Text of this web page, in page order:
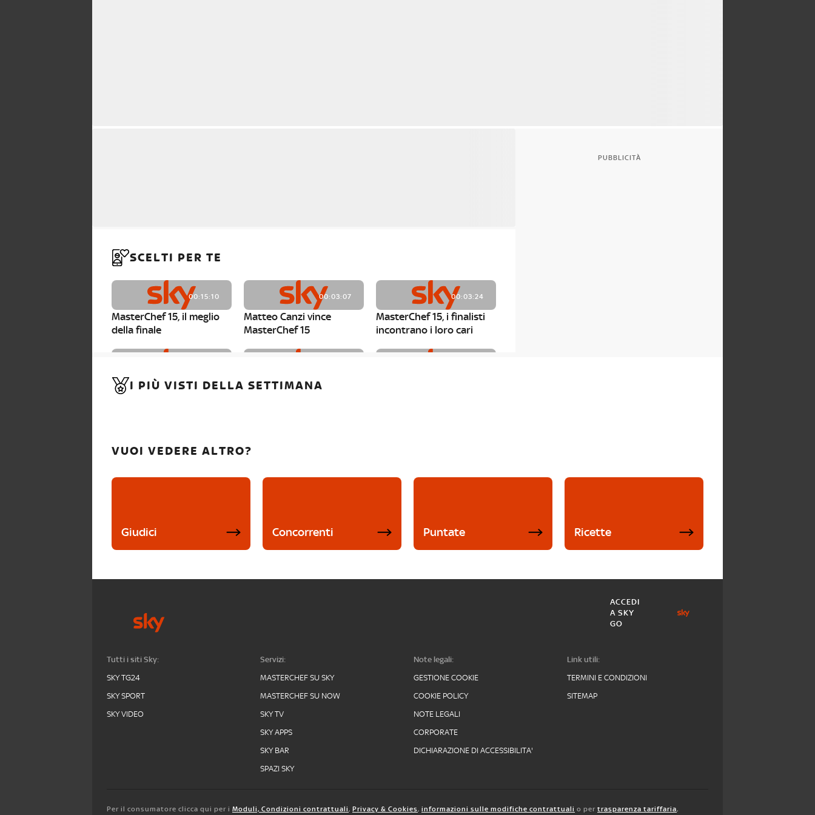
SCELTI PER TE
00:15:10
MasterChef 15, il meglio
della finale
00:03:07
Matteo Canzi vince
MasterChef 15
00:03:24
MasterChef 15, i finalisti
incontrano i loro cari
MasterChef 15, Carlotta è
MasterChef 15, Matteo
PUBBLICITÀ
I PIÙ VISTI DELLA SETTIMANA
VUOI VEDERE ALTRO?
Giudici Concorrenti Puntate Ricette
ACCEDI
A SKY
GO
Tutti i siti Sky:
SKY TG24
SKY SPORT
SKY VIDEO
Servizi:
MASTERCHEF SU SKY
MASTERCHEF SU NOW
SKY TV
SKY APPS
SKY BAR
SPAZI SKY
Note legali:
GESTIONE COOKIE
COOKIE POLICY
NOTE LEGALI
CORPORATE
DICHIARAZIONE DI ACCESSIBILITA'
Link utili:
TERMINI E CONDIZIONI
SITEMAP
Per il consumatore clicca qui per i Moduli, Condizioni contrattuali, Privacy & Cookies, informazioni sulle modifiche contrattuali o per trasparenza tariffaria,